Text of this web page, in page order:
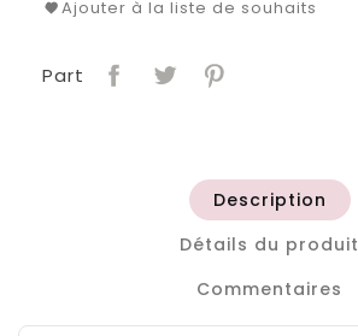
Ajouter à la liste de souhaits
Part
Description
Détails du produit
Commentaires